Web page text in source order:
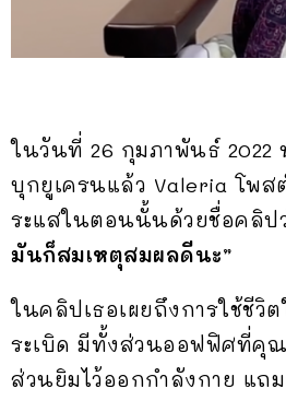
ในวันที่ 26 กุมภาพันธ์ 2022
บุกยูเครนแล้ว Valeria โพ
ระแสในตอนนั้นด้วยชื่อคลิป
มันก็สมเหตุสมผลดีนะ”
ในคลิปเธอเผยถึงการใช้ชีวิ
ระเบิด มีทั้งส่วนออฟฟิศที่คุ
ส่วนยิมไว้ออกกำลังกาย แถ